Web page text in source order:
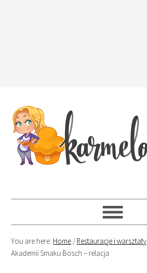
You are here: Home /Restauracje i warsztaty
Akademii Smaku Bosch – relacja